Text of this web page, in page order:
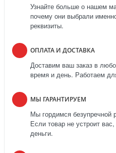
Узнайте больше о нашем
почему они выбрали
реквизиты.
ОПЛАТА И ДОСТАВКА
Доставим ваш заказ в
время и день. Работаем
МЫ ГАРАНТИРУЕМ
Мы гордимся безупречной
Если товар не устроит
деньги.